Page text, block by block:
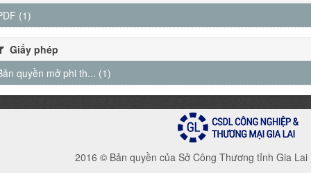
(1)
Giấy phép
quyền mở phi th... (1)
2016 © Bản quyền của Sở Công Thương tỉnh Gia Lai